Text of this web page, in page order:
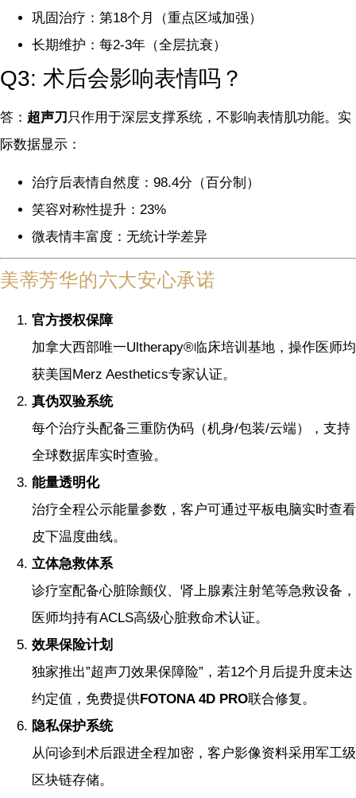
巩固治疗：第18个月（重点区域加强）
长期维护：每2-3年（全层抗衰）
Q3: 术后会影响表情吗？
答： 超声刀 只作用于深层支撑系统，不影响表情肌功能。实
际数据显示：
治疗后表情自然度：98.4分（百分制）
笑容对称性提升：23%
微表情丰富度：无统计学差异
美蒂芳华的六大安心承诺
官方授权保障
加拿大西部唯一Ultherapy®临床培训基地，操作医师均
获美国Merz Aesthetics专家认证。
真伪双验系统
每个治疗头配备三重防伪码（机身/包装/云端），支持
全球数据库实时查验。
能量透明化
治疗全程公示能量参数，客户可通过平板电脑实时查看
皮下温度曲线。
立体急救体系
诊疗室配备心脏除颤仪、肾上腺素注射笔等急救设备，
医师均持有ACLS高级心脏救命术认证。
效果保险计划
独家推出”超声刀效果保障险”，若12个月后提升度未达
约定值，免费提供FOTONA 4D PRO联合修复。
隐私保护系统
从问诊到术后跟进全程加密，客户影像资料采用军工级
区块链存储。